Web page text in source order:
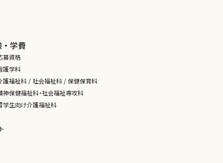
学費
募資格
護学科
護福祉科 / 社会福祉科 / 保健保育科
神保健福祉科・社会福祉専攻科
学生向け介護福祉科